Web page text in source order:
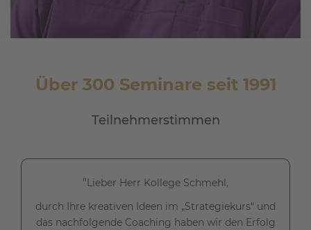
Über 300 Seminare seit 1991
Teilnehmerstimmen
"Lieber Herr Kollege Schmehl,
durch Ihre kreativen Ideen im „Strategiekurs“ und
das nachfolgende Coaching haben wir den Erfolg